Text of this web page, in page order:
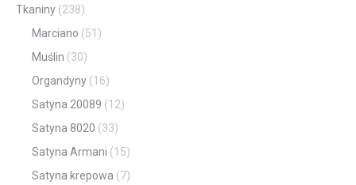
Tkaniny (238)
Marciano (51)
Muślin (30)
Organdyny (16)
Satyna 20089 (12)
Satyna 8020 (33)
Satyna Armani (15)
Satyna krepowa (7)